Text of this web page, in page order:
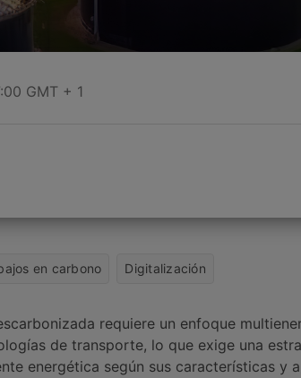
GMT + 1
en carbono Digitalización
requiere un enfoque
de transporte, lo que exige una
energética según sus características y